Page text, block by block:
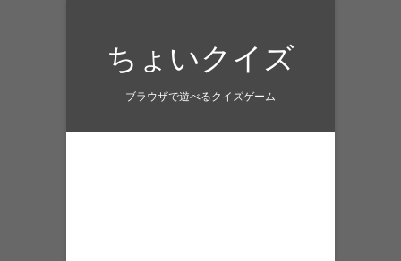
ちょいクイズ
ブラウザで遊べるクイズゲーム